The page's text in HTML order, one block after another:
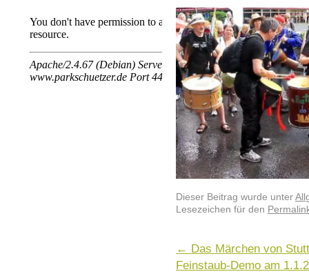
Dieser Beitrag wurde unter
Lesezeichen für den
← Das Märchen von
Feinstaub-Demo am